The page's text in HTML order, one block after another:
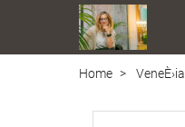
Home VeneÈ›ia